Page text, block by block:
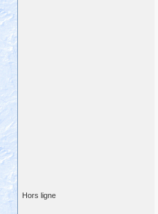
Hors ligne